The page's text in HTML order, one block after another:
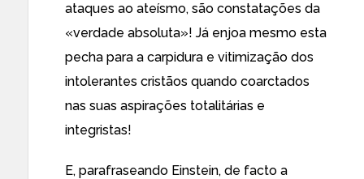
ataques ao ateísmo, são constatações da
«verdade absoluta»! Já enjoa mesmo esta
pecha para a carpidura e vitimização dos
intolerantes cristãos quando coarctados
nas suas aspirações totalitárias e
integristas!
E, parafraseando Einstein, de facto a